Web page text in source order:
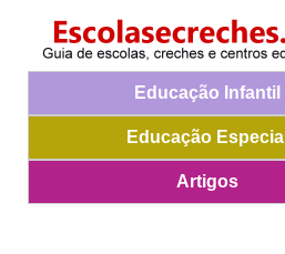
Educação Infantil
Educação Especial
Artigos